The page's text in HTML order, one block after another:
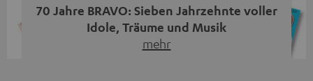
70 Jahre BRAVO: Sieben Jahrzehnte voller
Idole, Träume und Musik
mehr